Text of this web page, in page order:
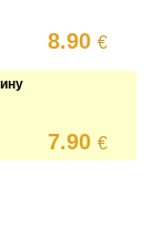
8.90€
7.90€